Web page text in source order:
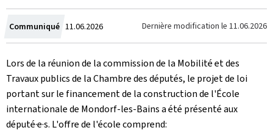
Communiqué Crée
le
11.06.2026 Dernière modification le 11.06.2026
Lors de la réunion de la commission de la Mobilité et des
Travaux publics de la Chambre des députés, le projet de loi
portant sur le financement de la construction de l'École
internationale de Mondorf-les-Bains a été présenté aux
député·e·s. L'offre de l'école comprend: